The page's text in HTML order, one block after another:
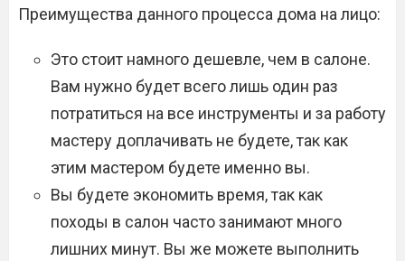
Преимущества данного процесса дома на лицо:
Это стоит намного дешевле, чем в салоне.
Вам нужно будет всего лишь один раз
потратиться на все инструменты и за работу
мастеру доплачивать не будете, так как
этим мастером будете именно вы.
Вы будете экономить время, так как
походы в салон часто занимают много
лишних минут. Вы же можете выполнить